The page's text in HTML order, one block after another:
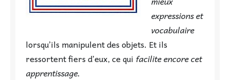
expressions et
vocabulaire
lorsqu’ils manipulent des objets. Et ils
ressortent fiers d’eux, ce qui facilite encore cet
apprentissage.